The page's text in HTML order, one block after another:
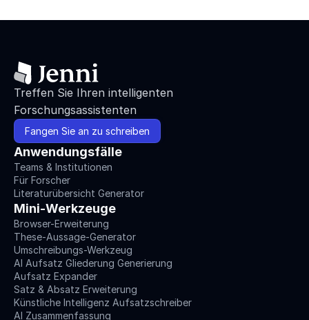
Treffen Sie Ihren intelligenten
Forschungsassistenten
Fangen Sie an zu schreiben
Anwendungsfälle
Teams & Institutionen
Für Forscher
Literaturübersicht Generator
Mini-Werkzeuge
Browser-Erweiterung
These-Aussage-Generator
Umschreibungs-Werkzeug
AI Aufsatz Gliederung Generierung
Aufsatz Expander
Satz & Absatz Erweiterung
Künstliche Intelligenz Aufsatzschreiber
AI Zusammenfassung